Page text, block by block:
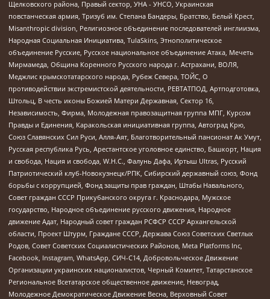
Щелковского района, Правый сектор, УНА - УНСО, Украинская
повстанческая армия, Тризуб им. Степана Бандеры, Братство, Белый Крест,
Misanthropic division, Религиозное объединение последователей инглиизма,
Народная Социальная Инициатива, TulaSkins, Этнополитическое
объединение Русские, Русское национальное объединение Атака, Мечеть
Мирмамеда, Община Коренного Русского народа г. Астрахани, ВОЛЯ,
Меджлис крымскотатарского народа, Рубеж Севера, ТОЙС, О
противодействии экстремистской деятельности, РЕВТАТПОД, Артподготовка,
Штольц, В честь иконы Божией Матери Державная, Сектор 16,
Независимость, Фирма, Молодежная правозащитная группа МПГ, Курсом
Правды и Единения, Каракольская инициативная группа, Автоград Крю,
Союз Славянских Сил Руси, Алля-Аят, Благотворительный пансионат Ак Умут,
Русская республика Русь, Арестантское уголовное единство, Башкорт, Нация
и свобода, Нация и свобода, W.H.С., Фалунь Дафа, Иртыш Ultras, Русский
Патриотический клуб-Новокузнецк/РПК, Сибирский державный союз, Фонд
борьбы с коррупцией, Фонд защиты прав граждан, Штабы Навального,
Совет граждан СССР Прикубанского округа г. Краснодара, Мужское
государство, Народное объединение русского движения, Народное
движение Адат, Народный совет граждан РСФСР СССР Архангельской
области, Проект Штурм, Граждане СССР, Держава Союз Советских Светлых
Родов, Совет Советских Социалистических Районов, Meta Platforms Inc,
Facebook, Instagram, WhatsApp, СИЧ-С14, Добровольческое Движение
Организации украинских националистов, Черный Комитет, Татарстанское
Региональное Всетатарское общественное движение, Невоград,
Молодежное Демократическое Движение Весна, Верховный Совет